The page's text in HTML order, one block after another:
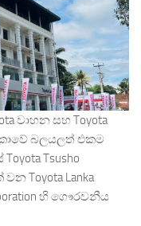
වාහන සහ Toyota
බලයලත් එකම
Tsusho
Toyota Lanka
හි ගෞරවනීය